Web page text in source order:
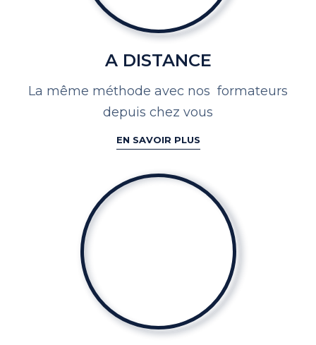
A DISTANCE
La même méthode avec nos formateurs
depuis chez vous
EN SAVOIR PLUS